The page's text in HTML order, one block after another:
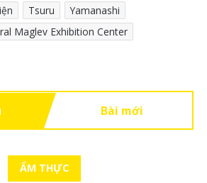
Tsuru
Yamanashi
Maglev Exhibition Center
Bài mới
ẨM THỰC